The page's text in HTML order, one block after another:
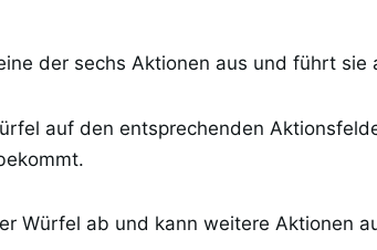
der sechs Aktionen aus und führt sie
auf den entsprechenden
Würfel ab und kann weitere Aktionen